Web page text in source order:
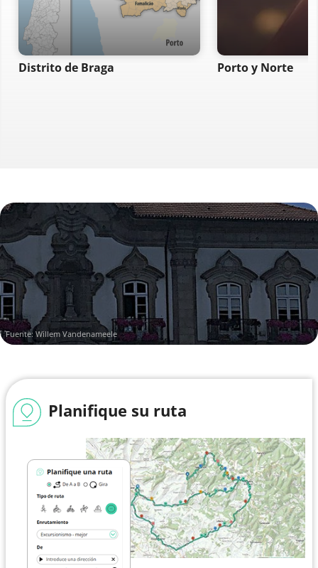
Distrito de Braga Porto y Norte
Fuente: Willem Vandenameele
Planifique su ruta